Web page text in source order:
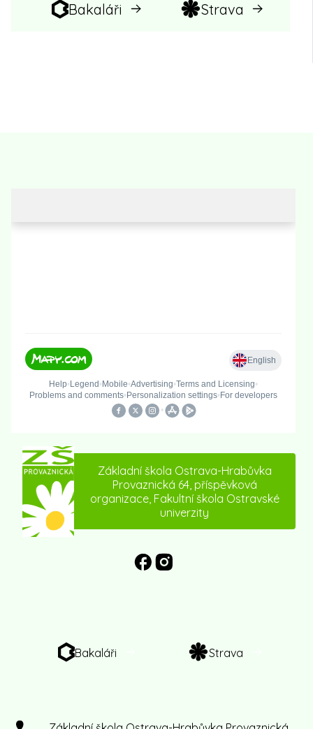
Bakaláři Strava
Základní škola Ostrava-Hrabůvka
Provaznická 64, příspěvková
organizace, Fakultní škola Ostravské
univerzity
Bakaláři Strava